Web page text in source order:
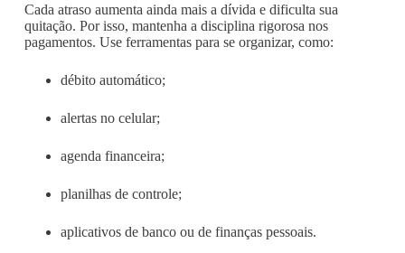
Cada atraso aumenta ainda mais a dívida e dificulta sua
quitação. Por isso, mantenha a disciplina rigorosa nos
pagamentos. Use ferramentas para se organizar, como:
débito automático;
alertas no celular;
agenda financeira;
planilhas de controle;
aplicativos de banco ou de finanças pessoais.